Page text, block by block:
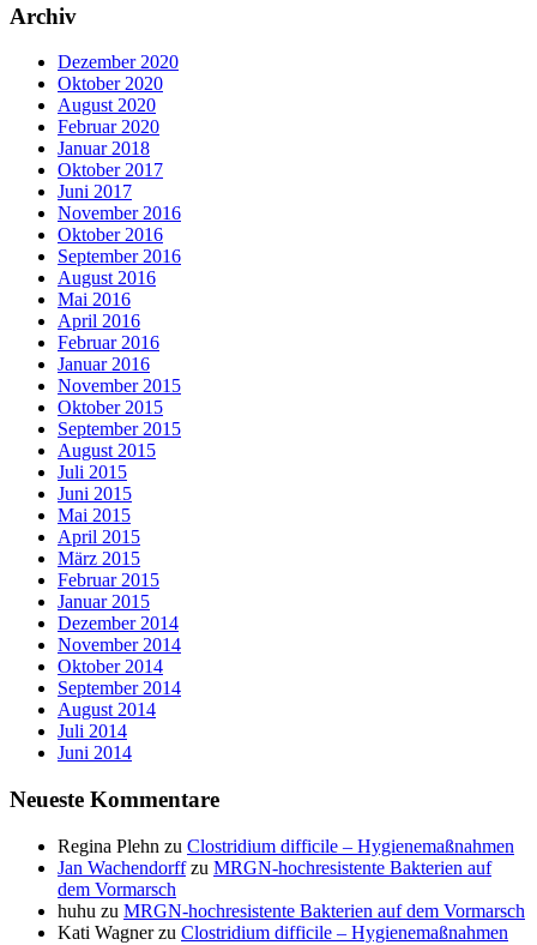
Archiv
Dezember 2020
Oktober 2020
August 2020
Februar 2020
Januar 2018
Oktober 2017
Juni 2017
November 2016
Oktober 2016
September 2016
August 2016
Mai 2016
April 2016
Februar 2016
Januar 2016
November 2015
Oktober 2015
September 2015
August 2015
Juli 2015
Juni 2015
Mai 2015
April 2015
März 2015
Februar 2015
Januar 2015
Dezember 2014
November 2014
Oktober 2014
September 2014
August 2014
Juli 2014
Juni 2014
Neueste Kommentare
Regina Plehn zu Clostridium difficile – Hygienemaßnahmen
Jan Wachendorffzu MRGN-hochresistente Bakterien auf
dem Vormarsch
huhu zu MRGN-hochresistente Bakterien auf dem Vormarsch
Kati Wagnerzu Clostridium difficile – Hygienemaßnahmen